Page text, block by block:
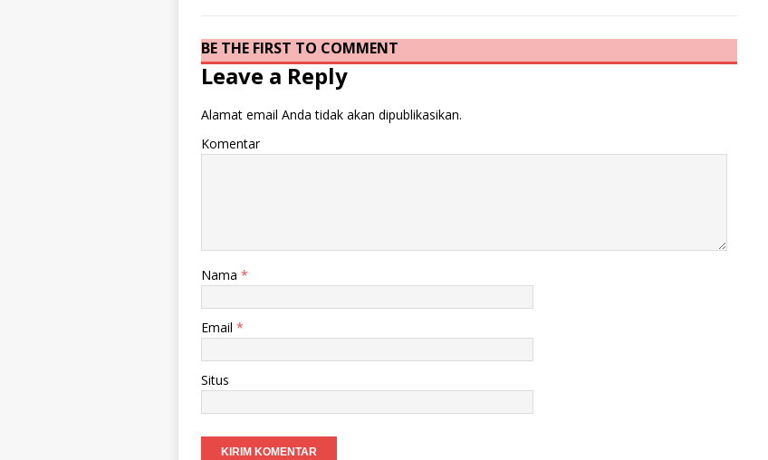
BE THE FIRST TO COMMENT
Leave a Reply
Alamat email Anda tidak akan dipublikasikan.
Komentar
Nama *
Email *
Situs